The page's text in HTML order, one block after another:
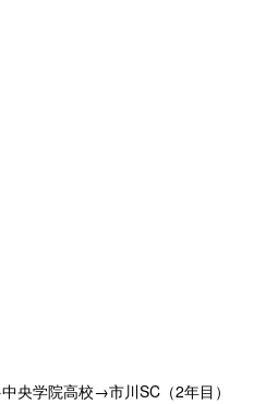
央学院高校→市川SC（2年目）